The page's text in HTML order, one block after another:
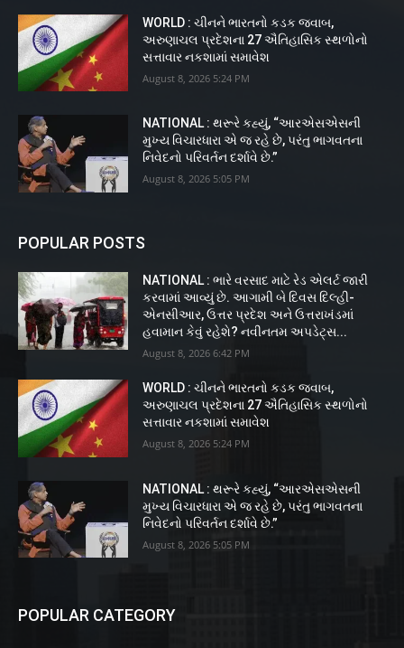
WORLD : ચીનને ભારતનો કડક જવાબ,
અરુણાચલ પ્રદેશના 27 ઐતિહાસિક સ્થળોનો
સત્તાવાર નકશામાં સમાવેશ
August 8, 2026 5:24 PM
NATIONAL : થરૂરે કહ્યું, “આરએસએસની
મુખ્ય વિચારધારા એ જ રહે છે, પરંતુ ભાગવતના
નિવેદનો પરિવર્તન દર્શાવે છે.”
August 8, 2026 5:05 PM
POPULAR POSTS
NATIONAL : ભારે વરસાદ માટે રેડ એલર્ટ જારી
કરવામાં આવ્યું છે. આગામી બે દિવસ દિલ્હી-
એનસીઆર, ઉત્તર પ્રદેશ અને ઉત્તરાખંડમાં
હવામાન કેવું રહેશે? નવીનતમ અપડેટ્સ...
August 8, 2026 6:42 PM
WORLD : ચીનને ભારતનો કડક જવાબ,
અરુણાચલ પ્રદેશના 27 ઐતિહાસિક સ્થળોનો
સત્તાવાર નકશામાં સમાવેશ
August 8, 2026 5:24 PM
NATIONAL : થરૂરે કહ્યું, “આરએસએસની
મુખ્ય વિચારધારા એ જ રહે છે, પરંતુ ભાગવતના
નિવેદનો પરિવર્તન દર્શાવે છે.”
August 8, 2026 5:05 PM
POPULAR CATEGORY